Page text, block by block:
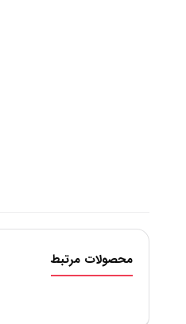
محصولات مرتبط